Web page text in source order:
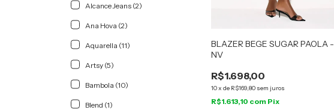
Alcance Jeans (2)
Ana Hova (2)
Aquarella (11)
Artsy (5)
Bambola (10)
Blend (1)
BLAZER BEGE SUGAR PAOLA -
NV
R$1.698,00
10xde R$169,80 sem juros
R$1.613,10 com Pix